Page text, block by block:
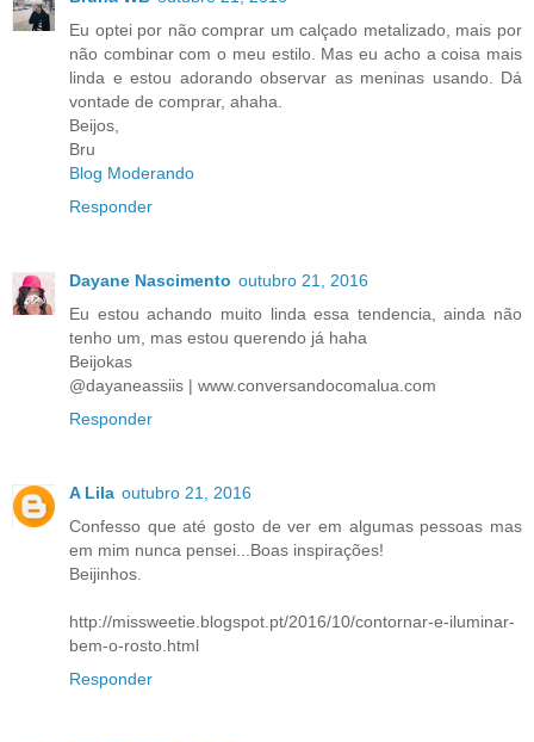
Eu optei por não comprar um calçado metalizado, mais por
não combinar com o meu estilo. Mas eu acho a coisa mais
linda e estou adorando observar as meninas usando. Dá
vontade de comprar, ahaha.
Beijos,
Bru
Blog Moderando
Responder
Dayane Nascimento outubro 21, 2016
Eu estou achando muito linda essa tendencia, ainda não
tenho um, mas estou querendo já haha
Beijokas
@dayaneassiis | www.conversandocomalua.com
Responder
A Lila outubro 21, 2016
Confesso que até gosto de ver em algumas pessoas mas
em mim nunca pensei...Boas inspirações!
Beijinhos.
http://missweetie.blogspot.pt/2016/10/contornar-e-iluminar-
bem-o-rosto.html
Responder